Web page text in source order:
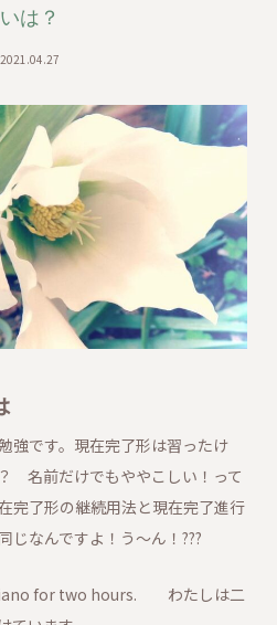
いは？
2021.04.27
強です。現在完了形は習ったけ
名前だけでもややこしい！って
了形の継続用法と現在完了進行
じなんですよ！う～ん！???
for two hours.
わたしは二